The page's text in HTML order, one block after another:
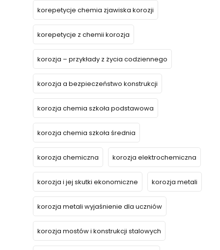
korepetycje chemia zjawiska korozji
korepetycje z chemii korozja
korozja – przykłady z życia codziennego
korozja a bezpieczeństwo konstrukcji
korozja chemia szkoła podstawowa
korozja chemia szkoła średnia
korozja chemiczna korozja elektrochemiczna
korozja i jej skutki ekonomiczne korozja metali
korozja metali wyjaśnienie dla uczniów
korozja mostów i konstrukcji stalowych